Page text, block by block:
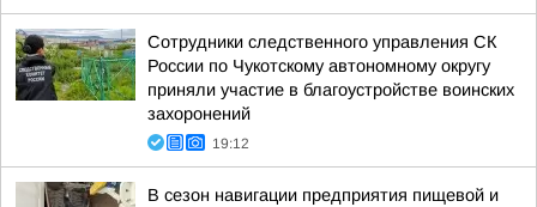
Сотрудники следственного управления СК
России по Чукотскому автономному округу
приняли участие в благоустройстве воинских
захоронений
19:12
В сезон навигации предприятия пищевой и